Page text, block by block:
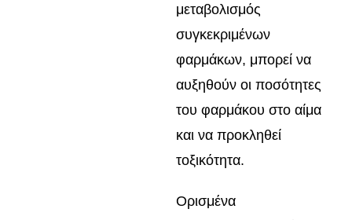
μεταβολισμός
συγκεκριμένων
φαρμάκων, μπορεί να
αυξηθούν οι ποσότητες
του φαρμάκου στο αίμα
και να προκληθεί
τοξικότητα.
Ορισμένα